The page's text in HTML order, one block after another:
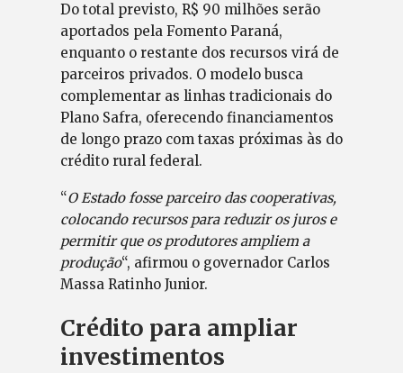
Do total previsto, R$ 90 milhões serão
aportados pela Fomento Paraná,
enquanto o restante dos recursos virá de
parceiros privados. O modelo busca
complementar as linhas tradicionais do
Plano Safra, oferecendo financiamentos
de longo prazo com taxas próximas às do
crédito rural federal.
“O Estado fosse parceiro das cooperativas,
colocando recursos para reduzir os juros e
permitir que os produtores ampliem a
produção“, afirmou o governador Carlos
Massa Ratinho Junior.
Crédito para ampliar
investimentos